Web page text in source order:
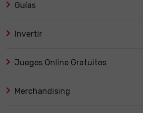
Guías
Invertir
Juegos Online Gratuitos
Merchandising